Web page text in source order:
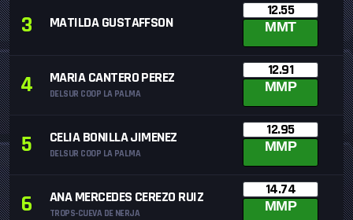
3 MATILDA GUSTAFFSON
12.55
MMT
4 MARIA CANTERO PEREZ
DELSUR COOP LA PALMA
12.91
MMP
5 CELIA BONILLA JIMENEZ
DELSUR COOP LA PALMA
12.95
MMP
6 ANA MERCEDES CEREZO RUIZ
TROPS-CUEVA DE NERJA
14.74
MMP